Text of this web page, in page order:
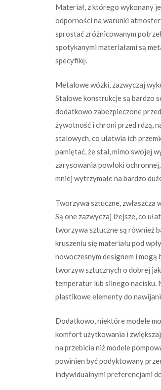
Materiał, z którego wykonany
odporności na warunki
sprostać zróżnicowanym
spotykanymi materiałami są
specyfikę.
Metalowe wózki, zazwyczaj
Stalowe konstrukcje są bardzo
dodatkowo zabezpieczone
żywotność i chroni przed rdzą,
stalowych, co ułatwia ich
pamiętać, że stal, mimo swojej
zarysowania powłoki
mniej wytrzymałe na bardzo
Tworzywa sztuczne,
Są one zazwyczaj lżejsze, co
tworzywa sztuczne są również
kruszeniu się materiału pod
nowoczesnym designem i
tworzyw sztucznych o dobrej
temperatur lub silnego nacisku.
plastikowe elementy do
Dodatkowo, niektóre modele
komfort użytkowania i
na przebicia niż modele
powinien być podyktowany
indywidualnymi preferencjami